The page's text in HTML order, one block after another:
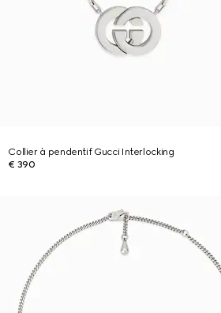
Collier à pendentif Gucci Interlocking
€ 390